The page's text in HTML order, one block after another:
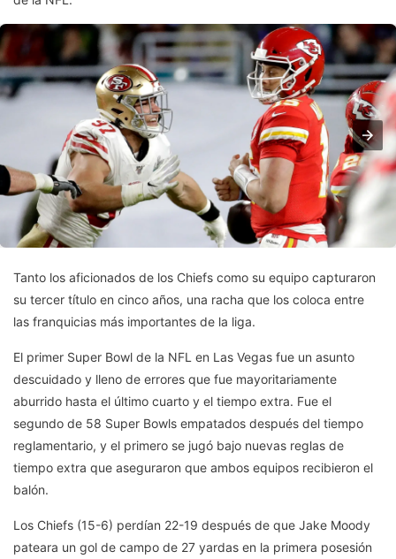
Tanto los aficionados de los Chiefs como su equipo capturaron
su tercer título en cinco años, una racha que los coloca entre
las franquicias más importantes de la liga.
El primer Super Bowl de la NFL en Las Vegas fue un asunto
descuidado y lleno de errores que fue mayoritariamente
aburrido hasta el último cuarto y el tiempo extra. Fue el
segundo de 58 Super Bowls empatados después del tiempo
reglamentario, y el primero se jugó bajo nuevas reglas de
tiempo extra que aseguraron que ambos equipos recibieron el
balón.
Los Chiefs (15-6) perdían 22-19 después de que Jake Moody
pateara un gol de campo de 27 yardas en la primera posesión